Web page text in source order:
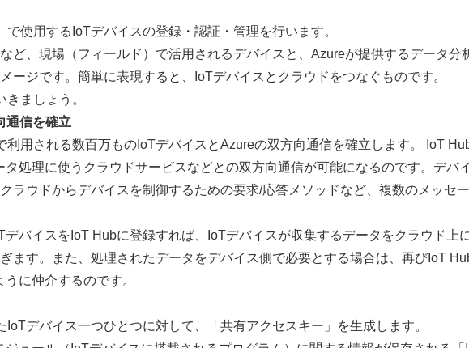
使用するIoTデバイスの登録・認証・管理を行います。
ど、現場（フィールド）で活用されるデバイスと、Azureが提供するデータ分
ージです。簡単に表現すると、IoTデバイスとクラウドをつなぐものです。
ましょう。
通信を確立
利用される数百万ものIoTデバイスとAzureの双方向通信を確立します。 IoT
処理に使うクラウドサービスなどとの双方向通信が可能になるのです。デバ
ラウドからデバイスを制御するための要求/応答メソッドなど、複数のメッセ
バイスをIoT Hubに登録すれば、IoTデバイスが収集するデータをクラウド上
ます。また、処理されたデータをデバイス側で必要とする場合は、再びIoT
に仲介するのです。
IoTデバイス一つひとつに対して、「共有アクセスキー」を生成します。